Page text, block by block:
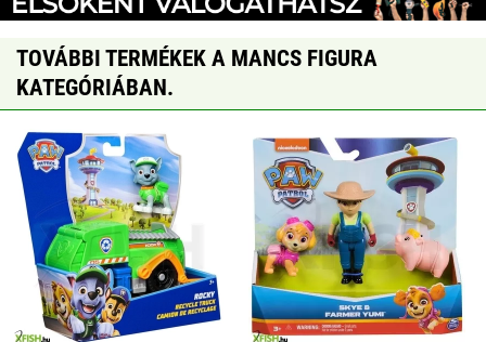
TOVÁBBI TERMÉKEK A MANCS FIGURA
KATEGÓRIÁBAN.